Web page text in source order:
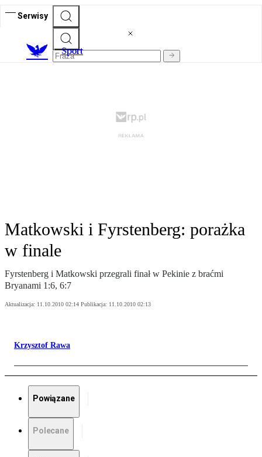
Serwisy
Sport
Matkowski i Fyrstenberg: porażka
w finale
Fyrstenberg i Matkowski przegrali finał w Pekinie z braćmi
Bryanami 1:6, 6:7
Aktualizacja: 11.10.2010 02:14 Publikacja: 11.10.2010 02:13
Krzysztof Rawa
Powiązane
Polecane